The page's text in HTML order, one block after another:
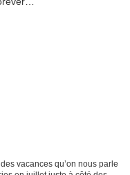
vacances qu’on nous parle